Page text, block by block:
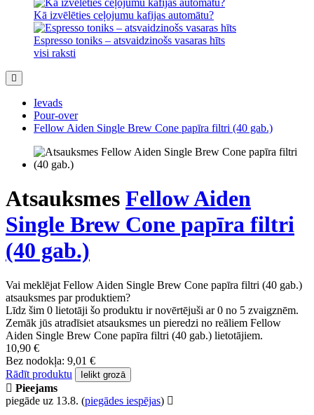
Kā izvēlēties ceļojumu kafijas automātu?
Espresso toniks – atsvaidzinošs vasaras hīts
visi raksti
Ievads
Pour-over
Fellow Aiden Single Brew Cone papīra filtri (40 gab.)
Atsauksmes Fellow Aiden
Single Brew Cone papīra filtri
(40 gab.)
Vai meklējat Fellow Aiden Single Brew Cone papīra filtri (40 gab.)
atsauksmes par produktiem?
Līdz šim 0 lietotāji šo produktu ir novērtējuši ar 0 no 5 zvaigznēm.
Zemāk jūs atradīsiet atsauksmes un pieredzi no reāliem Fellow
Aiden Single Brew Cone papīra filtri (40 gab.) lietotājiem.
10,90 €
Bez nodokļa: 9,01 €
Rādīt produktu
Ielikt grozā
Pieejams
piegāde uz 13.8. (piegādes iespējas)